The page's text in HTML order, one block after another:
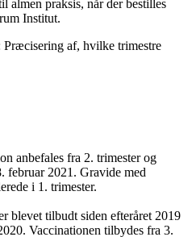
almen praksis, når der bestilles
Institut.
af, hvilke trimestre
anbefales fra 2. trimester og
februar 2021. Gravide med
i 1. trimester.
blevet tilbudt siden efteråret 2019
Vaccinationen tilbydes fra 3.